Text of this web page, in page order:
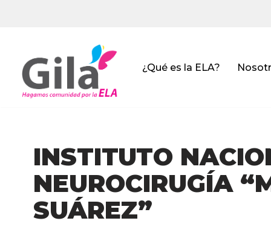
contenido
¿Qué es la ELA?
INSTITUTO
NEUROCIRUGÍA
SUÁREZ”